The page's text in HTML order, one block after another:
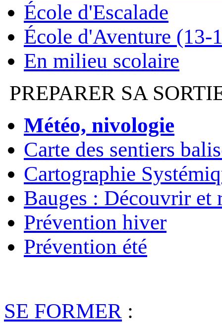
École d'Escalade
École d'Aventure (13-
En milieu scolaire
PREPARER SA
Météo, nivologie
Carte des sentiers
Cartographie
Bauges : Découvrir et
Prévention hiver
Prévention été
SE FORMER :